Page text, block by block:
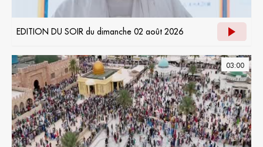
EDITION DU SOIR du dimanche 02 août 2026
03:00